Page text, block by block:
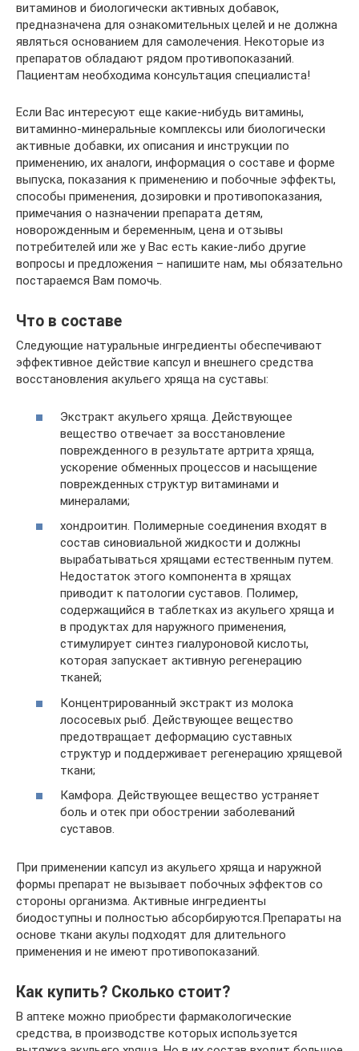
витаминов и биологически активных добавок,
предназначена для ознакомительных целей и не должна
являться основанием для самолечения. Некоторые из
препаратов обладают рядом противопоказаний.
Пациентам необходима консультация специалиста!
Если Вас интересуют еще какие-нибудь витамины,
витаминно-минеральные комплексы или биологически
активные добавки, их описания и инструкции по
применению, их аналоги, информация о составе и форме
выпуска, показания к применению и побочные эффекты,
способы применения, дозировки и противопоказания,
примечания о назначении препарата детям,
новорожденным и беременным, цена и отзывы
потребителей или же у Вас есть какие-либо другие
вопросы и предложения – напишите нам, мы обязательно
постараемся Вам помочь.
Что в составе
Следующие натуральные ингредиенты обеспечивают
эффективное действие капсул и внешнего средства
восстановления акульего хряща на суставы:
Экстракт акульего хряща. Действующее
вещество отвечает за восстановление
поврежденного в результате артрита хряща,
ускорение обменных процессов и насыщение
поврежденных структур витаминами и
минералами;
хондроитин. Полимерные соединения входят в
состав синовиальной жидкости и должны
вырабатываться хрящами естественным путем.
Недостаток этого компонента в хрящах
приводит к патологии суставов. Полимер,
содержащийся в таблетках из акульего хряща и
в продуктах для наружного применения,
стимулирует синтез гиалуроновой кислоты,
которая запускает активную регенерацию
тканей;
Концентрированный экстракт из молока
лососевых рыб. Действующее вещество
предотвращает деформацию суставных
структур и поддерживает регенерацию хрящевой
ткани;
Камфора. Действующее вещество устраняет
боль и отек при обострении заболеваний
суставов.
При применении капсул из акульего хряща и наружной
формы препарат не вызывает побочных эффектов со
стороны организма. Активные ингредиенты
биодоступны и полностью абсорбируются.Препараты на
основе ткани акулы подходят для длительного
применения и не имеют противопоказаний.
Как купить? Сколько стоит?
В аптеке можно приобрести фармакологические
средства, в производстве которых используется